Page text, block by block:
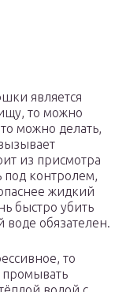
является
то можно
можно делать,
из присмотра
под контролем,
жидкий
быстро убить
воде обязателен.
то